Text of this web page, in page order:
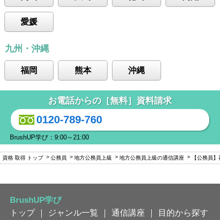
愛媛
九州・沖縄
福岡 熊本 沖縄
お電話からの［無料］資料請求
0120-789-760
BrushUP学び：9:00～21:00
資格 取得 トップ 公務員 地方公務員上級 地方公務員上級の通信講座 【公務員
BrushUP学び
トップ｜ ジャンル一覧 ｜ 通信講座 ｜ 目的から探す